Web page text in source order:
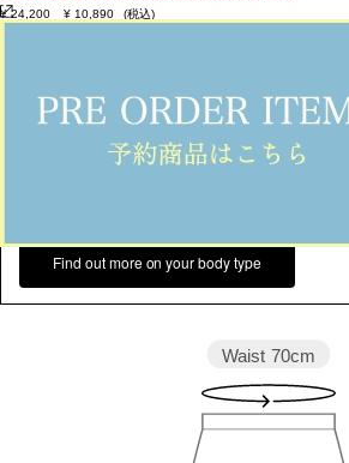
¥ 24,200 ¥ 10,890
(税込)
返品について
カラー・サイズを選択する
Find out more on your body type
Waist 70cm